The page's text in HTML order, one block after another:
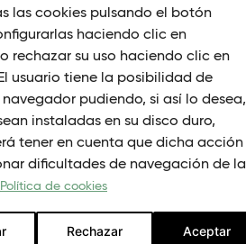
las cookies pulsando el botón
haciendo clic en
rechazar su uso haciendo clic en
usuario tiene la posibilidad de
pudiendo, si así lo desea,
instaladas en su disco duro,
tener en cuenta que dicha acción
dificultades de navegación de la
Política de cookies
Rechazar Aceptar